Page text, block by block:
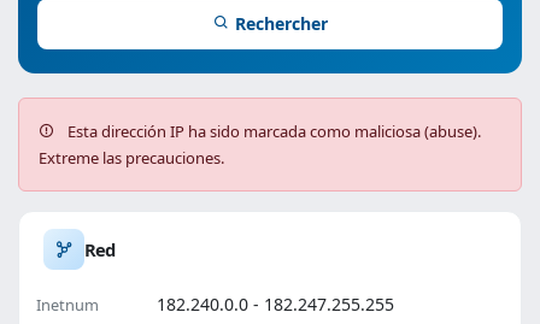
Rechercher
Esta dirección IP ha sido marcada como maliciosa (abuse).
Extreme las precauciones.
Red
Inetnum 182.240.0.0 - 182.247.255.255